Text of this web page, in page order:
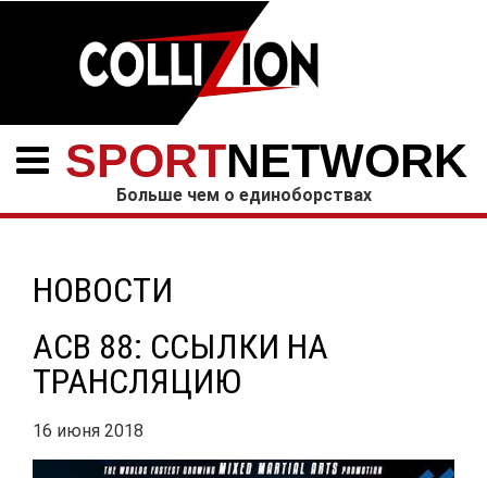
SPORTNETWORK
Больше чем о единоборствах
НОВОСТИ
АСВ 88: ССЫЛКИ НА
ТРАНСЛЯЦИЮ
16 июня 2018